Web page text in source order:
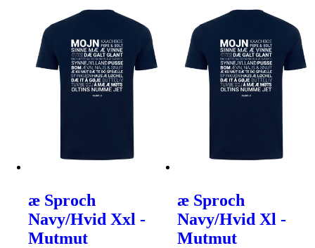
æ Sproch
Navy/Hvid Xxl -
Mutmut
æ Sproch
Navy/Hvid Xl -
Mutmut